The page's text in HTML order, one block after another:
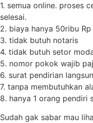
1. semua online. proses
selesai.
2. biaya hanya 50ribu Rp
3. tidak butuh notaris
4. tidak butuh setor
5. nomor pokok wajib
6. surat pendirian
7. tanpa membutuhkan
8. hanya 1 orang pendiri
Sudah gak sabar mau